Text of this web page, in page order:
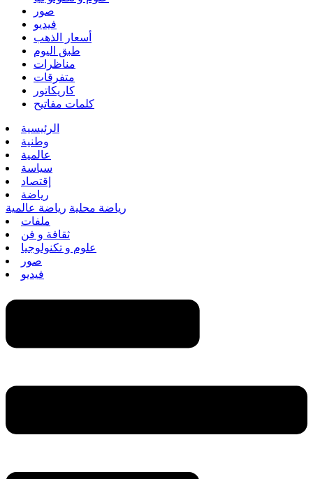
صور
فيديو
أسعار الذهب
طبق اليوم
مناظرات
متفرقات
كاريكاتور
كلمات مفاتيح
الرئيسية
وطنية
عالمية
سياسة
إقتصاد
رياضة
رياضة محلية رياضة عالمية
ملفات
ثقافة و فن
علوم و تكنولوجيا
صور
فيديو